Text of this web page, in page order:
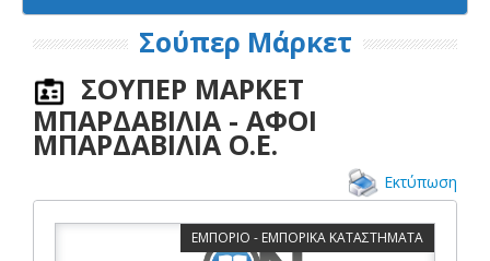
Σούπερ Μάρκετ
ΣΟΥΠΕΡ ΜΑΡΚΕΤ
ΜΠΑΡΔΑΒΙΛΙΑ - ΑΦΟΙ
ΜΠΑΡΔΑΒΙΛΙΑ Ο.Ε.
Εκτύπωση
ΕΜΠΟΡΙΟ - ΕΜΠΟΡΙΚΑ ΚΑΤΑΣΤΗΜΑΤΑ